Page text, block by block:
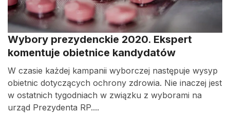
Wybory prezydenckie 2020. Ekspert
komentuje obietnice kandydatów
W czasie każdej kampanii wyborczej następuje wysyp
obietnic dotyczących ochrony zdrowia. Nie inaczej jest
w ostatnich tygodniach w związku z wyborami na
urząd Prezydenta RP....